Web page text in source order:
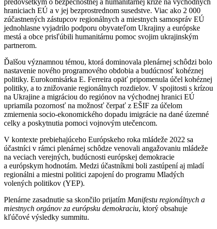
predovšetkým o bezpečnostnej a humanitárnej kríze na východných
hraniciach EÚ a v jej bezprostrednom susedstve. Viac ako 2 000
zúčastnených zástupcov regionálnych a miestnych samospráv EÚ
jednohlasne vyjadrilo podporu obyvateľom Ukrajiny a európske
mestá a obce prisľúbili humanitárnu pomoc svojim ukrajinským
partnerom.
Ďalšou významnou témou, ktorá dominovala plenárnej schôdzi bolo
nastavenie nového programového obdobia a budúcnosť kohéznej
politiky. Eurokomisárka E. Ferreira opäť pripomenula účel kohéznej
politiky, a to znižovanie regionálnych rozdielov. V spojitosti s krízou
na Ukrajine a migráciou do regiónov na východnej hranici EÚ
upriamila pozornosť na možnosť čerpať z EŠIF za účelom
zmiernenia socio-ekonomického dopadu imigrácie na dané územné
celky a poskytnutia pomoci vojnovým utečencom.
V kontexte prebiehajúceho Európskeho roka mládeže 2022 sa
účastníci v rámci plenárnej schôdze venovali angažovaniu mládeže
na veciach verejných, budúcnosti európskej demokracie
a európskym hodnotám. Medzi účastníkmi boli zastúpení aj mladí
regionálni a miestni politici zapojení do programu Mladých
volených politikov (YEP).
Plenárne zasadnutie sa skončilo prijatím Manifestu regionálnych a
miestnych orgánov za európsku demokraciu, ktorý obsahuje
kľúčové výsledky summitu.